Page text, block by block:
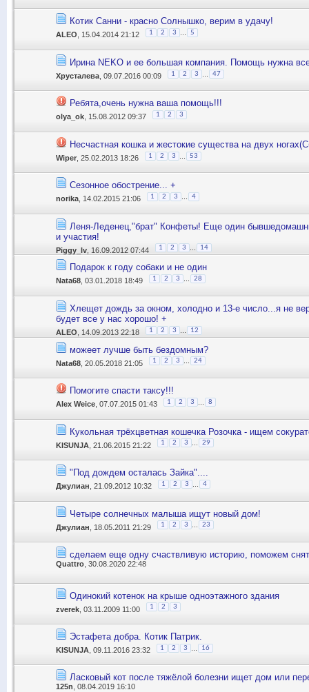
Котик Санни - красно Солнышко, верим в удачу!
ALEO , 15.04.2014 21:12 1 2 3 5
Ирина NEKO и ее большая компания. Помощь нужна
Хрусталева , 09.07.2016 00:09 1 2 3 47
Ребята,очень нужна ваша помощь!!!
olya_ok , 15.08.2012 09:37 1 2 3
Несчастная кошка и жестокие существа на двух
Wiper , 25.02.2013 18:26 1 2 3 53
Сезонное обострение... +
norika , 14.02.2015 21:06 1 2 3 4
Леня-Леденец,"брат" Конфеты! Еще один
и участия!
Piggy_lv , 16.09.2012 07:44 1 2 3 ... 14
Подарок к году собаки и не один
Nata68 , 03.01.2018 18:49 1 2 3 28
Хлещет дождь за окном, холодно и 13-е число...я не
будет все у нас хорошо! +
ALEO , 14.09.2013 22:18 1 2 3 12
можеет лучше быть бездомным?
Nata68 , 20.05.2018 21:05 1 2 3 ... 24
Помогите спасти таксу!!!
Alex Weice , 07.07.2015 01:43 1 2 3 8
Кукольная трёхцветная кошечка Розочка - ищем
KISUNJA , 21.06.2015 21:22 1 2 3 29
"Под дождем осталась Зайка"....
Джулиан , 21.09.2012 10:32 1 2 3 4
Четыре солнечных малыша ищут новый дом!
Джулиан , 18.05.2011 21:29 1 2 3 23
сделаем еще одну счаствливую историю, поможем
Quattro , 30.08.2020 22:48
Одинокий котенок на крыше одноэтажного здания
zverek , 03.11.2009 11:00 1 2 3
Эстафета добра. Котик Патрик.
KISUNJA , 09.11.2016 23:32 1 2 3 16
Ласковый кот после тяжёлой болезни ищет дом или
125n, 08.04.2019 16:10